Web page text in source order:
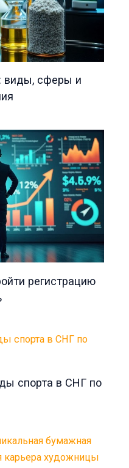
виды, сферы и
регистрацию
спорта в СНГ по